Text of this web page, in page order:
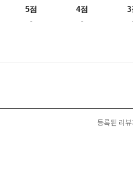
5점
-
4점
-
3
등록된 리